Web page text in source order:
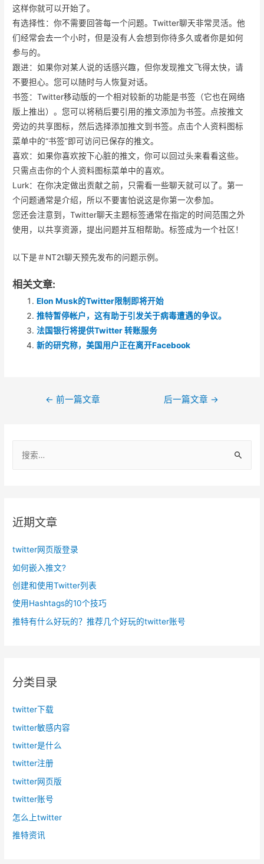
这样你就可以开始了。
有选择性：你不需要回答每一个问题。Twitter聊天非常灵活。他
们经常会去一个小时，但是没有人会想到你待多久或者你是如何
参与的。
跟进：如果你对某人说的话感兴趣，但你发现推文飞得太快，请
不要担心。您可以随时与人恢复对话。
书签：Twitter移动版的一个相对较新的功能是书签（它也在网络
版上推出）。您可以将稍后要引用的推文添加为书签。点按推文
旁边的共享图标，然后选择添加推文到书签。点击个人资料图标
菜单中的“书签”即可访问已保存的推文。
喜欢：如果你喜欢按下心脏的推文，你可以回过头来看看这些。
只需点击你的个人资料图标菜单中的喜欢。
Lurk：在你决定做出贡献之前，只需看一些聊天就可以了。第一
个问题通常是介绍，所以不要害怕说这是你第一次参加。
您还会注意到，Twitter聊天主题标签通常在指定的时间范围之外
使用，以共享资源，提出问题并互相帮助。标签成为一个社区！
以下是＃NT2t聊天预先发布的问题示例。
相关文章:
Elon Musk的Twitter限制即将开始
推特暂停帐户，这有助于引发关于病毒遭遇的争议。
法国银行将提供Twitter 转账服务
新的研究称，美国用户正在离开Facebook
航
← 前一篇文章 后一篇文章 →
近期文章
twitter网页版登录
如何嵌入推文?
创建和使用Twitter列表
使用Hashtags的10个技巧
推特有什么好玩的？推荐几个好玩的twitter账号
分类目录
twitter下载
twitter敏感内容
twitter是什么
twitter注册
twitter网页版
twitter账号
怎么上twitter
推特资讯